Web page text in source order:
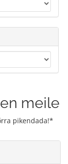
meile
pikendada!*